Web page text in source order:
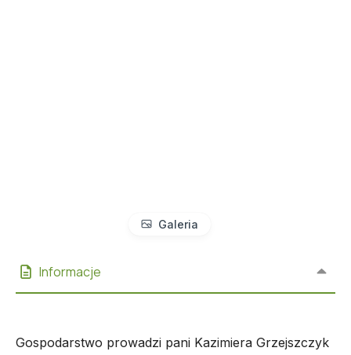
Galeria
Informacje
Gospodarstwo prowadzi pani Kazimiera Grzejszczyk